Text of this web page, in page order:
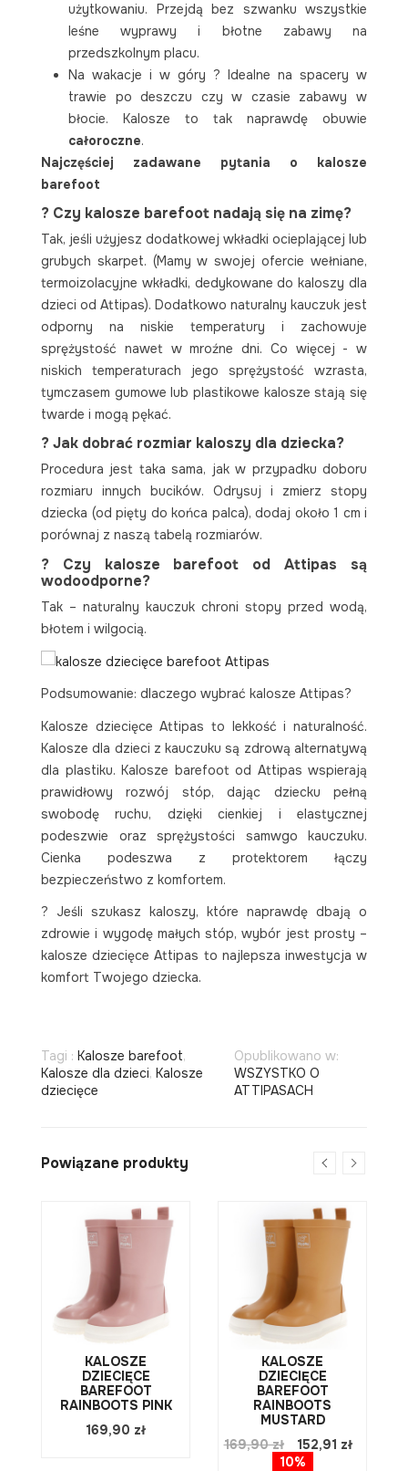
użytkowaniu. Przejdą bez szwanku wszystkie
leśne wyprawy i błotne zabawy na
przedszkolnym placu.
Na wakacje i w góry ?️ Idealne na spacery w
trawie po deszczu czy w czasie zabawy w
błocie. Kalosze to tak naprawdę obuwie
całoroczne.
Najczęściej zadawane pytania o kalosze
barefoot
? Czy kalosze barefoot nadają się na zimę?
Tak, jeśli użyjesz dodatkowej wkładki ocieplającej lub
grubych skarpet. (Mamy w swojej ofercie wełniane,
termoizolacyjne wkładki, dedykowane do kaloszy dla
dzieci od Attipas). Dodatkowo naturalny kauczuk jest
odporny na niskie temperatury i zachowuje
sprężystość nawet w mroźne dni. Co więcej - w
niskich temperaturach jego sprężystość wzrasta,
tymczasem gumowe lub plastikowe kalosze stają się
twarde i mogą pękać.
? Jak dobrać rozmiar kaloszy dla dziecka?
Procedura jest taka sama, jak w przypadku doboru
rozmiaru innych bucików. Odrysuj i zmierz stopy
dziecka (od pięty do końca palca), dodaj około 1 cm i
porównaj z naszą tabelą rozmiarów.
? Czy kalosze barefoot od Attipas są
wodoodporne?
Tak – naturalny kauczuk chroni stopy przed wodą,
błotem i wilgocią.
Podsumowanie: dlaczego wybrać kalosze Attipas?
Kalosze dziecięce Attipas to lekkość i naturalność.
Kalosze dla dzieci z kauczuku są zdrową alternatywą
dla plastiku. Kalosze barefoot od Attipas wspierają
prawidłowy rozwój stóp, dając dziecku pełną
swobodę ruchu, dzięki cienkiej i elastycznej
podeszwie oraz sprężystości samwgo kauczuku.
Cienka podeszwa z protektorem łączy
bezpieczeństwo z komfortem.
? Jeśli szukasz kaloszy, które naprawdę dbają o
zdrowie i wygodę małych stóp, wybór jest prosty –
kalosze dziecięce Attipas to najlepsza inwestycja w
komfort Twojego dziecka.
Tagi : Kalosze barefoot,
Kalosze dla dzieci, Kalosze
dziecięce
Opublikowano w:
WSZYSTKO O
ATTIPASACH
Powiązane produkty
KALOSZE
DZIECIĘCE
BAREFOOT
RAINBOOTS PINK
169,90 zł
KALOSZE
DZIECIĘCE
BAREFOOT
RAINBOOTS
MUSTARD
169,90 zł
152,91 zł
10%